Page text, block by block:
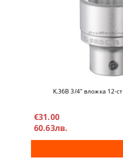
K.36B 3/4" вложкa 12-
€31.00
60.63лв.